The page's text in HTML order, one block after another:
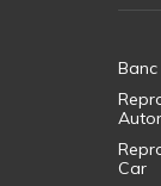
Car